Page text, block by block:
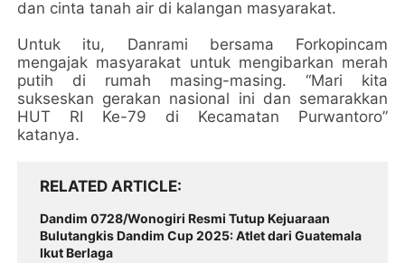
dan cinta tanah air di kalangan masyarakat.
Untuk itu, Danrami bersama Forkopincam
mengajak masyarakat untuk mengibarkan merah
putih di rumah masing-masing. “Mari kita
sukseskan gerakan nasional ini dan semarakkan
HUT RI Ke-79 di Kecamatan Purwantoro”
katanya.
RELATED ARTICLE
Dandim 0728/Wonogiri Resmi Tutup Kejuaraan
Bulutangkis Dandim Cup 2025: Atlet dari Guatemala
Ikut Berlaga